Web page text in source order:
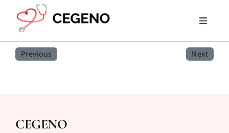
content
Toggle
Home
Previous Next
CEGENO